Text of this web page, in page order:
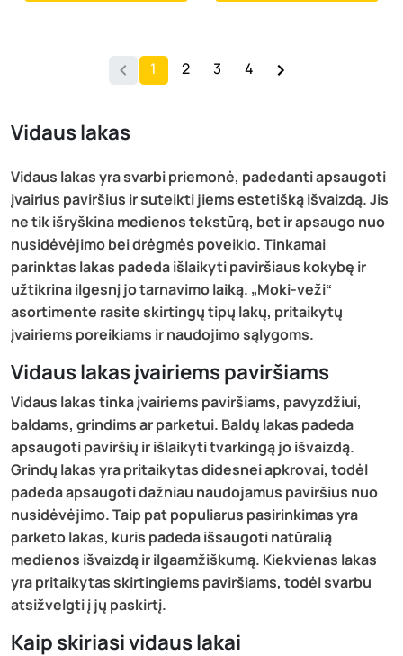
1 2 3 4
Vidaus lakas
Vidaus lakas yra svarbi priemonė, padedanti apsaugoti
įvairius paviršius ir suteikti jiems estetišką išvaizdą. Jis
ne tik išryškina medienos tekstūrą, bet ir apsaugo nuo
nusidėvėjimo bei drėgmės poveikio. Tinkamai
parinktas lakas padeda išlaikyti paviršiaus kokybę ir
užtikrina ilgesnį jo tarnavimo laiką. „Moki-veži“
asortimente rasite skirtingų tipų lakų, pritaikytų
įvairiems poreikiams ir naudojimo sąlygoms.
Vidaus lakas įvairiems paviršiams
Vidaus lakas tinka įvairiems paviršiams, pavyzdžiui,
baldams, grindims ar parketui. Baldų lakas padeda
apsaugoti paviršių ir išlaikyti tvarkingą jo išvaizdą.
Grindų lakas yra pritaikytas didesnei apkrovai, todėl
padeda apsaugoti dažniau naudojamus paviršius nuo
nusidėvėjimo. Taip pat populiarus pasirinkimas yra
parketo lakas, kuris padeda išsaugoti natūralią
medienos išvaizdą ir ilgaamžiškumą. Kiekvienas lakas
yra pritaikytas skirtingiems paviršiams, todėl svarbu
atsižvelgti į jų paskirtį.
Kaip skiriasi vidaus lakai